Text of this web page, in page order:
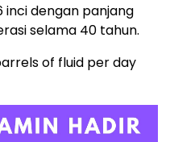
inci dengan panjang
selama 40 tahun.
of fluid per day